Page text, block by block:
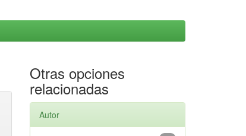
Otras opciones
relacionadas
Autor